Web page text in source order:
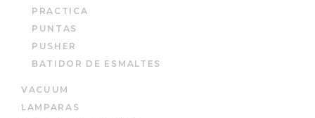
PRACTICA
PUNTAS
PUSHER
BATIDOR DE ESMALTES
VACUUM
LAMPARAS